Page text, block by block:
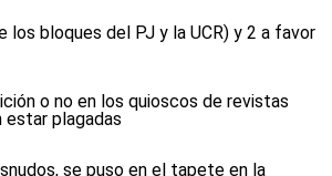
los bloques del PJ y la UCR) y 2 a favor
o no en los quioscos de revistas
estar plagadas
se puso en el tapete en la